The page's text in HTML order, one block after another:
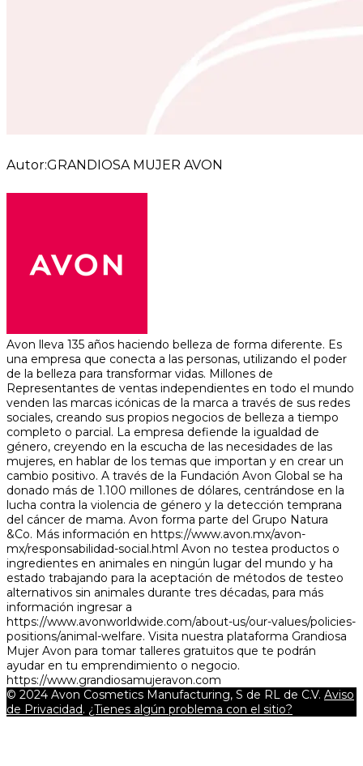
Autor:GRANDIOSA MUJER AVON
Avon lleva 135 años haciendo belleza de forma diferente. Es
una empresa que conecta a las personas, utilizando el poder
de la belleza para transformar vidas. Millones de
Representantes de ventas independientes en todo el mundo
venden las marcas icónicas de la marca a través de sus redes
sociales, creando sus propios negocios de belleza a tiempo
completo o parcial. La empresa defiende la igualdad de
género, creyendo en la escucha de las necesidades de las
mujeres, en hablar de los temas que importan y en crear un
cambio positivo. A través de la Fundación Avon Global se ha
donado más de 1.100 millones de dólares, centrándose en la
lucha contra la violencia de género y la detección temprana
del cáncer de mama. Avon forma parte del Grupo Natura
&Co. Más información en https://www.avon.mx/avon-
mx/responsabilidad-social.html Avon no testea productos o
ingredientes en animales en ningún lugar del mundo y ha
estado trabajando para la aceptación de métodos de testeo
alternativos sin animales durante tres décadas, para más
información ingresar a
https://www.avonworldwide.com/about-us/our-values/policies-
positions/animal-welfare. Visita nuestra plataforma Grandiosa
Mujer Avon para tomar talleres gratuitos que te podrán
ayudar en tu emprendimiento o negocio.
https://www.grandiosamujeravon.com
© 2024 Avon Cosmetics Manufacturing, S de RL de C.V. Aviso
de Privacidad. ¿Tienes algún problema con el sitio?